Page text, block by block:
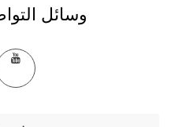
وسائل التواصل